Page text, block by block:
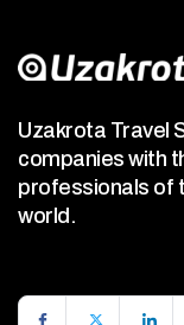
Uzakrota Travel
companies with
professionals of
world.